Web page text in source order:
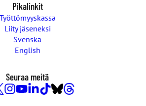
Pikalinkit
Työttömyyskassa
Liity jäseneksi
Svenska
English
Seuraa meitä